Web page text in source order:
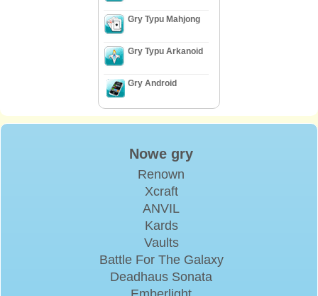
Gry Typu Mahjong
Gry Typu Arkanoid
Gry Android
Nowe gry
Renown
Xcraft
ANVIL
Kards
Vaults
Battle For The Galaxy
Deadhaus Sonata